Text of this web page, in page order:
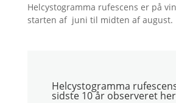
Helcystogramma rufescens er på
starten af juni til midten af august.
Helcystogramma
sidste 10 år observeret